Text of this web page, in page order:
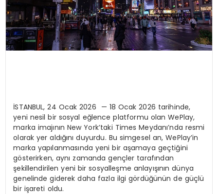
İSTANBUL, 24 Ocak 2026 — 18 Ocak 2026 tarihinde,
yeni nesil bir sosyal eğlence platformu olan WePlay,
marka imajının New York’taki Times Meydanı’nda resmi
olarak yer aldığını duyurdu. Bu simgesel an, WePlay’in
marka yapılanmasında yeni bir aşamaya geçtiğini
gösterirken, aynı zamanda gençler tarafından
şekillendirilen yeni bir sosyalleşme anlayışının dünya
genelinde giderek daha fazla ilgi gördüğünün de güçlü
bir işareti oldu.